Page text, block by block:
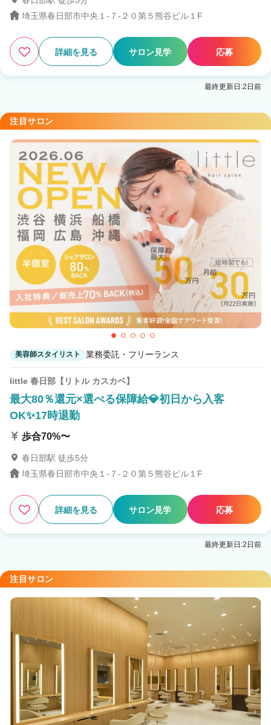
埼玉県春日部市中央１-７-２０第５熊谷ビル１F
詳細を見る サロン見学 応募
最終更新日:2日前
注目サロン
美容師スタイリスト 業務委託・フリーランス
little 春日部【リトル カスカベ】
最大80％還元×選べる保障給💎初日から入客
OK✨17時退勤
歩合70%〜
春日部駅 徒歩5分
埼玉県春日部市中央１-７-２０第５熊谷ビル１F
詳細を見る サロン見学 応募
最終更新日:2日前
注目サロン